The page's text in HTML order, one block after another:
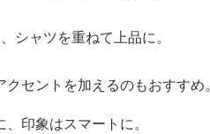
シャツを重ねて上品に。
セントを加えるのもおすすめ。
印象はスマートに。